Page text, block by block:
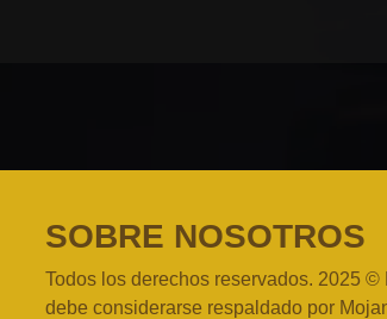
SOBRE NOSOTROS
Todos los derechos reservados. 2025
debe considerarse respaldado por